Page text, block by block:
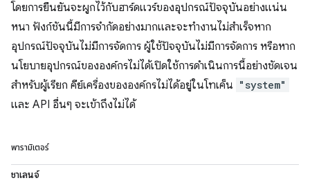
โดยการยืนยันจะผูกไว้กับฮาร์ดแวร์ของอุปกรณ์ปัจจุบันอย่างแน่น
หนา ฟังก์ชันนี้มีการจำกัดอย่างมากและจะทำงานไม่สำเร็จหาก
อุปกรณ์ปัจจุบันไม่มีการจัดการ ผู้ใช้ปัจจุบันไม่มีการจัดการ หรือหาก
นโยบายอุปกรณ์ขององค์กรไม่ได้เปิดใช้การดำเนินการนี้อย่างชัดเจน
สำหรับผู้เรียก คีย์เครื่องขององค์กรไม่ได้อยู่ในโทเค็น "system"
และ API อื่นๆ จะเข้าถึงไม่ได้
พารามิเตอร์
ชาเลนจ์